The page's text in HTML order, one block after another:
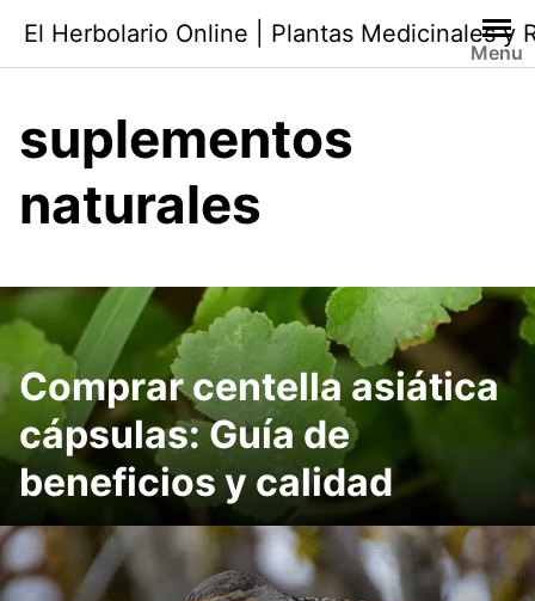
contenido
El Herbolario Online | Plantas Medicinales y
Menu
suplementos
naturales
Comprar centella asiática
cápsulas: Guía de
beneficios y calidad